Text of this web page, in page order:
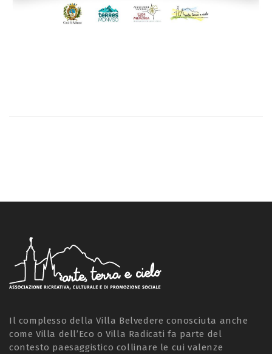
Il complesso della Villa Belvedere conosciuta anche
come Villa dell’Eco o Villa Radicati fa parte del
contesto paesaggistico collinare le cui valenze